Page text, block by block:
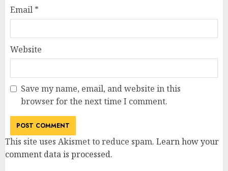
Email *
Website
Save my name, email, and website in this
browser for the next time I comment.
This site uses Akismet to reduce spam. Learn how your
comment data is processed.